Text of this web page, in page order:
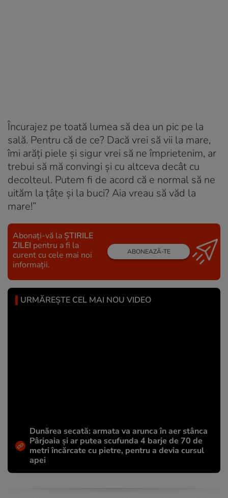
Încurajez pe toată lumea să dea un pic pe la
sală. Pentru că de ce? Dacă vrei să vii la mare,
îmi arăți piele și sigur vrei să ne împrietenim, ar
trebui să mă convingi și cu altceva decât cu
decolteul. Putem fi de acord că e normal să ne
uităm la țâțe și la buci? Aia vreau să văd la
mare!”
Abonați-vă la ȘTIRILE
ZILEI pentru a fi la
curent cu cele mai noi
informații.
ABONEAZĂ-TE
URMĂREȘTE CEL MAI NOU VIDEO
Dunărea secată: armata va arunca în aer stânca
Pârjoaia și ar putea scufunda 4 barje de 70 de
metri încărcate cu pietre, pentru a devia cursul
apei